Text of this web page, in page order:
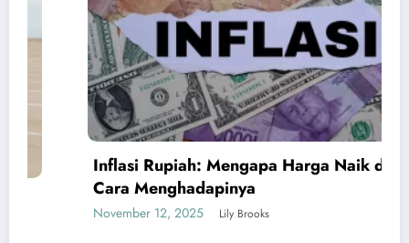
Inflasi Rupiah: Mengapa Harga Naik dan
Cara Menghadapinya
November 12, 2025 Lily Brooks